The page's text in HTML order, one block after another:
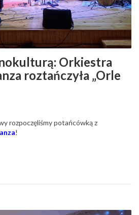
Orkiestra
roztańczyła „Orle
rozpoczęliśmy potańcówką z
!